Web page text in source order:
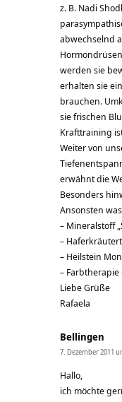
z. B. Nadi
abwechselnd
werden sie
erhalten sie
brauchen.
sie frischen
Krafttraining
Weiter von
erwähnt die
Besonders
Ansonsten
– Mineralstoff
–
– Heilstein
–
Liebe Grüße
Rafaela
Bellingen
7. Dezember 2011
Hallo,
ich möchte